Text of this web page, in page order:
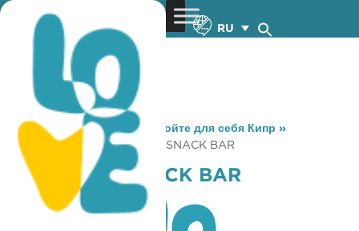
RU
You are here: Home »Откройте для себя Кипр »
Gastronomy
» STAFILARIS SNACK BAR
STAFILARIS SNACK BAR